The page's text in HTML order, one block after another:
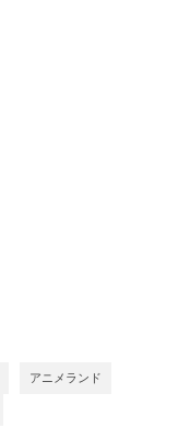
アニメランド